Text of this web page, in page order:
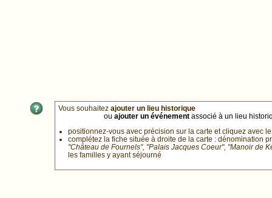
Vous souhaitez ajouter un lieu historique
ou ajouter un événement associé à un lieu
positionnez-vous avec précision sur la carte et cliquez avec
complétez la fiche située à droite de la carte : dénomination
"Château de Fournels", "Palais Jacques Coeur", "Manoir de
les familles y ayant séjourné